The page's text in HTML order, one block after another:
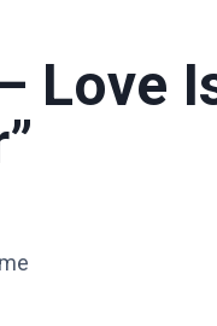
Love